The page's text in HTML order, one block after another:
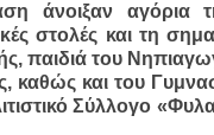
άνοιξαν αγόρια
στολές και τη
παιδιά του
καθώς και του
Σύλλογο